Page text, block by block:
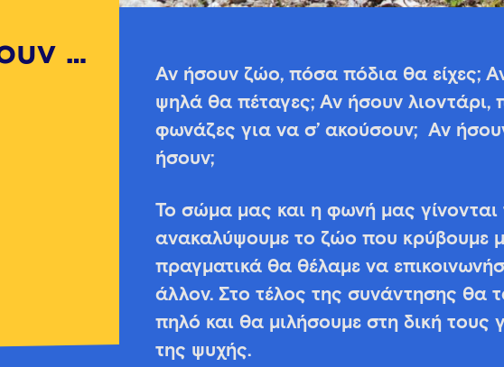
…
Αν ήσουν ζώο, πόσα πόδια θα είχες;
ψηλά θα πέταγες; Αν ήσουν
φωνάζες για να σ’ ακούσουν; Αν
ήσουν;
Το σώμα μας και η φωνή μας γίνονται
ανακαλύψουμε το ζώο που κρύβουμε
πραγματικά θα θέλαμε να
άλλον. Στο τέλος της συνάντησης θα
πηλό και θα μιλήσουμε στη δική
της ψυχής.